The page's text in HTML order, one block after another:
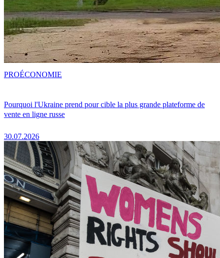
Pourquoi l'Ukraine prend pour cible la plus grande plateforme de
vente en ligne russe
30.07.2026
PROÉCONOMIE